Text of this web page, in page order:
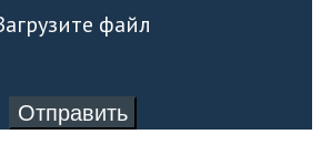
файл